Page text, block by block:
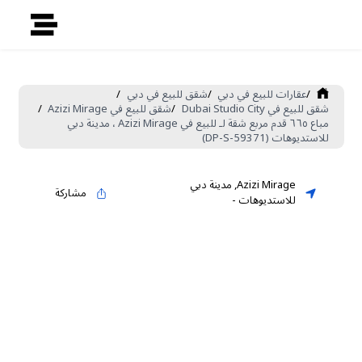
/عقارات للبيع في دبي /شقق للبيع في دبي /
شقق للبيع في Dubai Studio City /شقق للبيع في Azizi Mirage /
مباع ٦٦٥ قدم مربع شقة لـ للبيع في Azizi Mirage ، مدينة دبي
للاستديوهات (DP-S-59371)
Azizi Mirage
,مدينة دبي
للاستديوهات- مشاركة